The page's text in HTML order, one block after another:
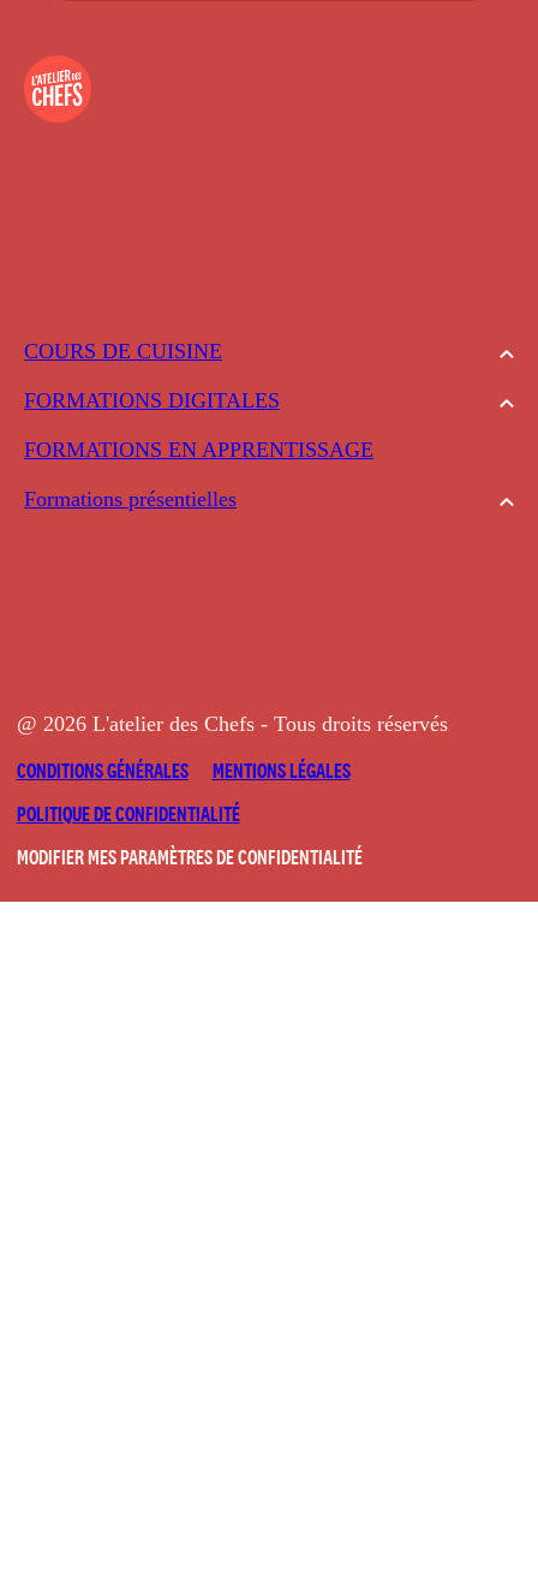
COURS DE CUISINE
FORMATIONS DIGITALES
FORMATIONS EN APPRENTISSAGE
Formations présentielles
@ 2026 L'atelier des Chefs - Tous droits réservés
CONDITIONS GÉNÉRALES
MENTIONS LÉGALES
POLITIQUE DE CONFIDENTIALITÉ
MODIFIER MES PARAMÈTRES DE CONFIDENTIALITÉ